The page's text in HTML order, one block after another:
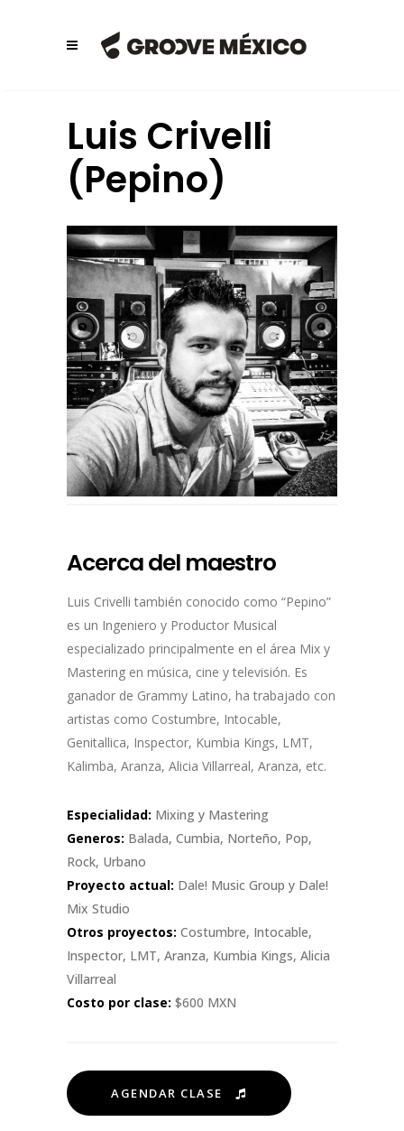
Luis Crivelli
(Pepino)
Acerca del maestro
Luis Crivelli también conocido como “Pepino”
es un Ingeniero y Productor Musical
especializado principalmente en el área Mix y
Mastering en música, cine y televisión. Es
ganador de Grammy Latino, ha trabajado con
artistas como Costumbre, Intocable,
Genitallica, Inspector, Kumbia Kings, LMT,
Kalimba, Aranza, Alicia Villarreal, Aranza, etc.
Especialidad: Mixing y Mastering
Generos: Balada, Cumbia, Norteño, Pop,
Rock, Urbano
Proyecto actual: Dale! Music Group y Dale!
Mix Studio
Otros proyectos: Costumbre, Intocable,
Inspector, LMT, Aranza, Kumbia Kings, Alicia
Villarreal
Costo por clase: $600 MXN
AGENDAR CLASE